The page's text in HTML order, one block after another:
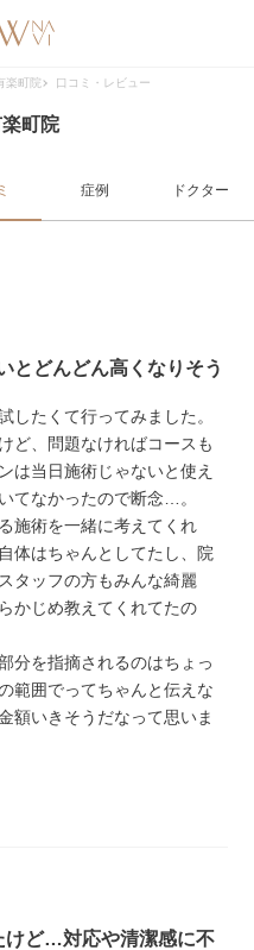
楽町院 口コミ・レビュー
町院
症例 ドクター
とどんどん高くなりそう
したくて行ってみました。
ど、問題なければコースも
は当日施術じゃないと使え
てなかったので断念…。
施術を一緒に考えてくれ
体はちゃんとしてたし、院
タッフの方もみんな綺麗
かじめ教えてくれてたの
分を指摘されるのはちょっ
範囲でってちゃんと伝えな
額いきそうだなって思いま
けど…対応や清潔感に不